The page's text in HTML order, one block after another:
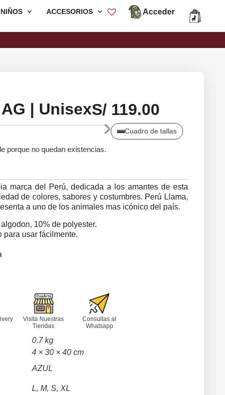
NIÑOS ACCESORIOS Acceder
| UnisexS/119.00
Cuadro de tallas
porque no quedan existencias.
marca del Perú, dedicada a los amantes de esta
de colores, sabores y costumbres. Perú Llama,
a uno de los animales mas icónico del país.
10% de polyester.
para usar fácilmente.
Visita Nuestras
Tiendas
Consultas al
Whatsapp
0.7 kg
4 × 30 × 40 cm
AZUL
L, M, S, XL